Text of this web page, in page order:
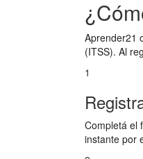
Aprender21
(ITSS). Al
1
Completá el
instante por